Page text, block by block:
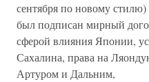
сентября по новому
был подписан мирный
сферой влияния Японии,
Сахалина, права на
Артуром и Дальним,